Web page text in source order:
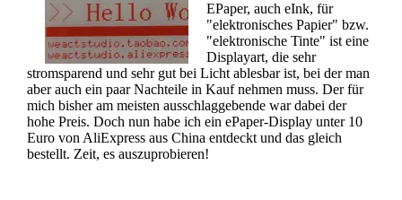
EPaper, auch eInk, für
"elektronisches Papier" bzw.
"elektronische Tinte" ist eine
Displayart, die sehr
stromsparend und sehr gut bei Licht ablesbar ist, bei der man
aber auch ein paar Nachteile in Kauf nehmen muss. Der für
mich bisher am meisten ausschlaggebende war dabei der
hohe Preis. Doch nun habe ich ein ePaper-Display unter 10
Euro von AliExpress aus China entdeckt und das gleich
bestellt. Zeit, es auszuprobieren!